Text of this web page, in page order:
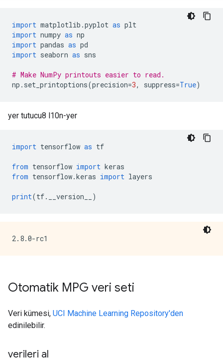
import matplotlib .pyplot as plt
import numpy as np
import pandas as pd
import seaborn as sns
# Make NumPy printouts easier to read.
np . set_printoptions(precision=3, suppress=True)
yer tutucu8 l10n-yer
import tensorflow as tf
from tensorflow import keras
from tensorflow.keras import layers
print(tf. __version__ )
Otomatik MPG veri seti
Veri kümesi, UCI Machine Learning Repository'den
edinilebilir.
verileri al